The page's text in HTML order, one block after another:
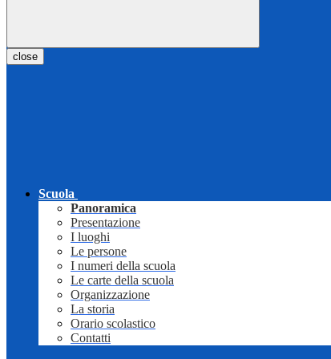
close
Scuola
Panoramica
Presentazione
I luoghi
Le persone
I numeri della scuola
Le carte della scuola
Organizzazione
La storia
Orario scolastico
Contatti